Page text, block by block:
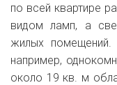
по всей квартире
видом ламп, а
жилых помещений.
например,
около 19 кв. м